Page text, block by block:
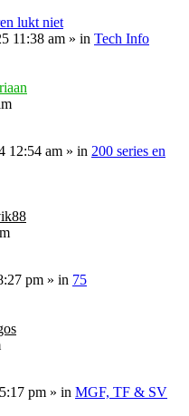
lukt niet
11:38 am » in Tech Info
12:54 am » in 200 series en
pm » in 75
pm » in MGF, TF & SV